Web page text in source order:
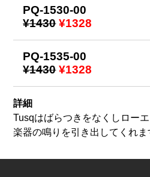
PQ-1530-00
¥1430 ¥1328
PQ-1535-00
¥1430 ¥1328
詳細
Tusqはばらつきをなくしロー
楽器の鳴りを引き出してくれま